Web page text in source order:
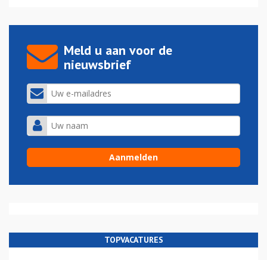
Meld u aan voor de
nieuwsbrief
TOPVACATURES